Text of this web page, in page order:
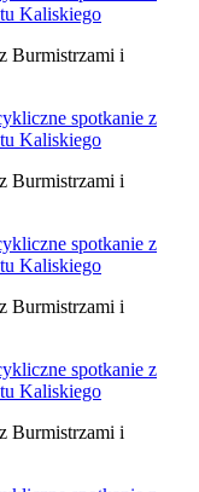
Burmistrzami i
Burmistrzami i
Burmistrzami i
Burmistrzami i